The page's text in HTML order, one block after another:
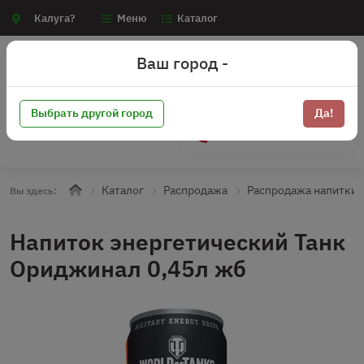
Калуга? Меню Каталог
Вы здесь: Каталог Распродажа Распродажа напитки
Напиток энергетический Танк
Ориджинал 0,45л жб
Ваш город -
Выбрать другой город Да!